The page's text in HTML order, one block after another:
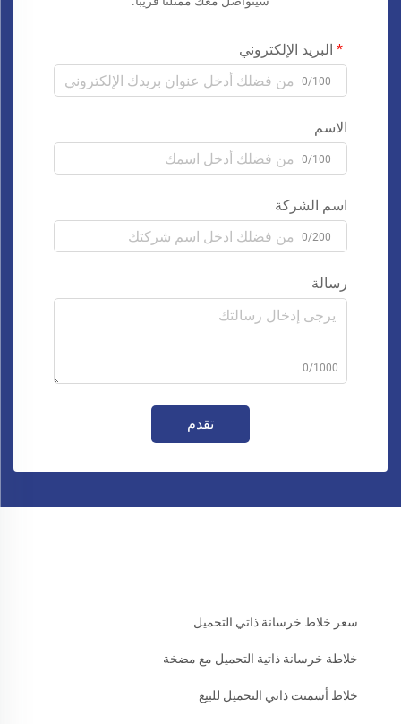
البريد الإلكتروني
0/100
الاسم
0/100
اسم الشركة
0/200
رسالة
0/1000
تقدم
سعر خلاط خرسانة ذاتي التحميل
خلاطة خرسانة ذاتية التحميل مع مضخة
خلاط أسمنت ذاتي التحميل للبيع